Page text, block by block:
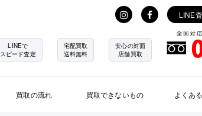
LINE
LINEで
スピード査定
宅配買取
送料無料
安心の対面
店舗買取
買取の流れ 買取できないもの よくあ